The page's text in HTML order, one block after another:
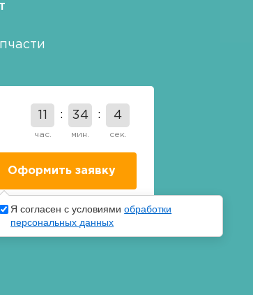
11
час.
34
мин.
3
сек.
Я согласен с условиямиобработки
персональных данных